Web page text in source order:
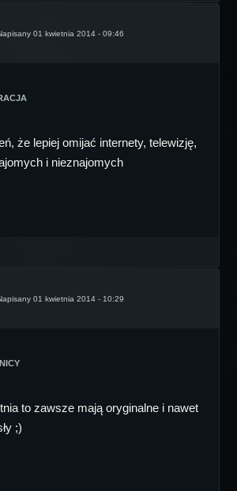
01 kwietnia 2014 - 09:46
że lepiej omijać internety, telewizję,
i nieznajomych
01 kwietnia 2014 - 10:29
to zawsze mają oryginalne i nawet
;)